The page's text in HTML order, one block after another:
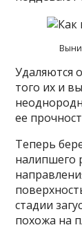
Удаляются
того их и
ее
Теперь
налипшего
стадии
похожа на